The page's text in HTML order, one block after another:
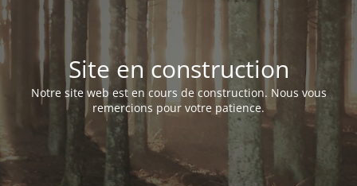
Site en construction
Notre site web est en cours de construction. Nous vous
remercions pour votre patience.